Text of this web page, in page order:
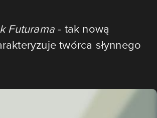
Futurama- tak nową
twórca słynnego